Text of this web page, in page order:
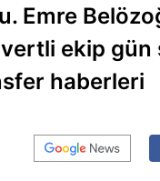
Emre
ekip gün
haberleri